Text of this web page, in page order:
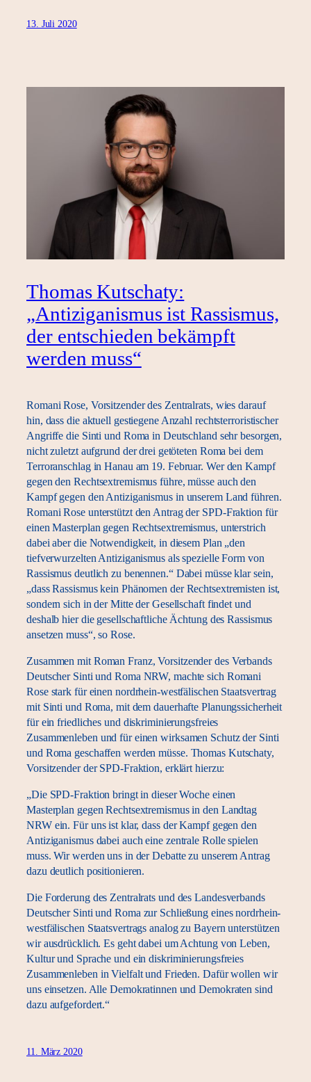
13. Juli 2020
Thomas Kutschaty:
„Antiziganismus ist Rassismus,
der entschieden bekämpft
werden muss“
Romani Rose, Vorsitzender des Zentralrats, wies darauf
hin, dass die aktuell gestiegene Anzahl rechtsterroristischer
Angriffe die Sinti und Roma in Deutschland sehr besorgen,
nicht zuletzt aufgrund der drei getöteten Roma bei dem
Terroranschlag in Hanau am 19. Februar. Wer den Kampf
gegen den Rechtsextremismus führe, müsse auch den
Kampf gegen den Antiziganismus in unserem Land führen.
Romani Rose unterstützt den Antrag der SPD-Fraktion für
einen Masterplan gegen Rechtsextremismus, unterstrich
dabei aber die Notwendigkeit, in diesem Plan „den
tiefverwurzelten Antiziganismus als spezielle Form von
Rassismus deutlich zu benennen.“ Dabei müsse klar sein,
„dass Rassismus kein Phänomen der Rechtsextremisten ist,
sondern sich in der Mitte der Gesellschaft findet und
deshalb hier die gesellschaftliche Ächtung des Rassismus
ansetzen muss“, so Rose.
Zusammen mit Roman Franz, Vorsitzender des Verbands
Deutscher Sinti und Roma NRW, machte sich Romani
Rose stark für einen nordrhein-westfälischen Staatsvertrag
mit Sinti und Roma, mit dem dauerhafte Planungssicherheit
für ein friedliches und diskriminierungsfreies
Zusammenleben und für einen wirksamen Schutz der Sinti
und Roma geschaffen werden müsse. Thomas Kutschaty,
Vorsitzender der SPD-Fraktion, erklärt hierzu:
„Die SPD-Fraktion bringt in dieser Woche einen
Masterplan gegen Rechtsextremismus in den Landtag
NRW ein. Für uns ist klar, dass der Kampf gegen den
Antiziganismus dabei auch eine zentrale Rolle spielen
muss. Wir werden uns in der Debatte zu unserem Antrag
dazu deutlich positionieren.
Die Forderung des Zentralrats und des Landesverbands
Deutscher Sinti und Roma zur Schließung eines nordrhein-
westfälischen Staatsvertrags analog zu Bayern unterstützen
wir ausdrücklich. Es geht dabei um Achtung von Leben,
Kultur und Sprache und ein diskriminierungsfreies
Zusammenleben in Vielfalt und Frieden. Dafür wollen wir
uns einsetzen. Alle Demokratinnen und Demokraten sind
dazu aufgefordert.“
11. März 2020